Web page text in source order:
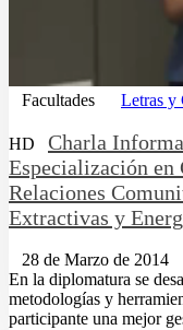
Facultades Letras y
HD
Charla
Especialización en
Relaciones
Extractivas y
28 de Marzo de 2014
En la diplomatura se
metodologías y
participante una mejor